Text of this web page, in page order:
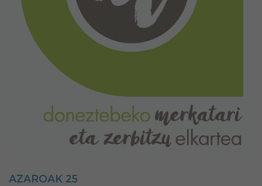
AZAROAK 25